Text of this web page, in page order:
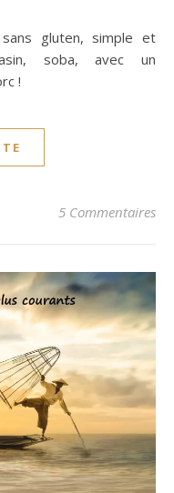
soba, avec un
!
5 Commentaires